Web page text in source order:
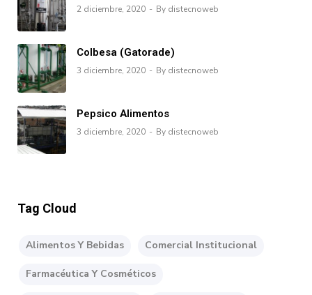
2 diciembre, 2020 By distecnoweb
Colbesa (Gatorade)
3 diciembre, 2020 By distecnoweb
Pepsico Alimentos
3 diciembre, 2020 By distecnoweb
Tag Cloud
Alimentos Y Bebidas Comercial Institucional
Farmacéutica Y Cosméticos